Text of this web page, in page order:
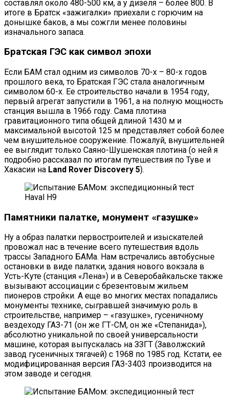
составлял около 480-500 км, а у дизеля – более 800. В
итоге в Братск «зажигалки» приехали с горючим на
донышке баков, а мы сожгли менее половины
изначального запаса.
Братская ГЭС как символ эпохи
Если БАМ стал одним из символов 70-х – 80-х годов
прошлого века, то Братская ГЭС стала аналогичным
символом 60-х. Ее строительство начали в 1954 году,
первый агрегат запустили в 1961, а на полную мощность
станция вышла в 1966 году. Сама плотина
гравитационного типа общей длиной 1430 м и
максимальной высотой 125 м представляет собой более
чем внушительное сооружение. Пожалуй, внушительней
ее выглядит только Саяно-Шушенская плотина (о ней я
подробно рассказал по итогам путешествия по Туве и
Хакасии на Land Rover Discovery 5).
Памятники палатке, монумент «газушке»
Ну а образ палатки первостроителей и изыскателей
провожал нас в течение всего путешествия вдоль
трассы Западного БАМа. Нам встречались автобусные
остановки в виде палатки, здания нового вокзала в
Усть-Куте (станция «Лена») и в Северобайкальске также
вызывают ассоциации с брезентовым жильем
пионеров стройки. А еще во многих местах попадались
монументы технике, сыгравшей значимую роль в
строительстве, например – «газушке», гусеничному
вездеходу ГАЗ-71 (он же ГТ-СМ, он же «Степанида»),
абсолютно уникальной по своей универсальности
машине, которая выпускалась на ЗЗГТ (Заволжский
завод гусеничных тягачей) с 1968 по 1985 год. Кстати, ее
модифицированная версия ГАЗ-3403 производится на
этом заводе и сегодня.